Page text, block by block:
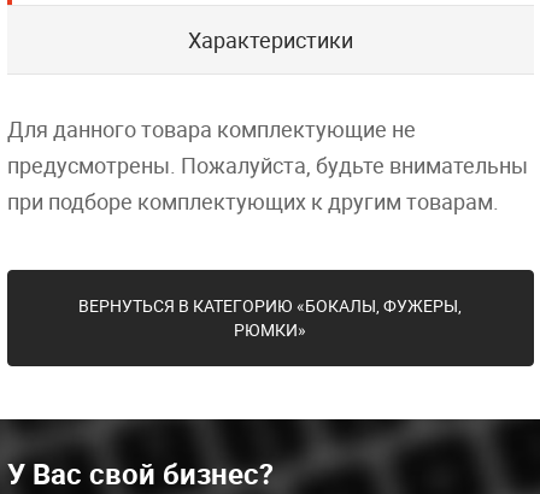
Характеристики
Для данного товара комплектующие не
предусмотрены. Пожалуйста, будьте внимательны
при подборе комплектующих к другим товарам.
ВЕРНУТЬСЯ В КАТЕГОРИЮ «БОКАЛЫ, ФУЖЕРЫ,
РЮМКИ»
У Вас свой бизнес?